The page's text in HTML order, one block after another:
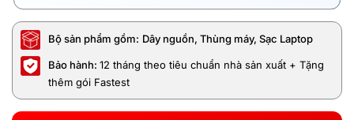
Bộ sản phẩm gồm: Dây nguồn, Thùng máy, Sạc Laptop
Bảo hành: 12 tháng theo tiêu chuẩn nhà sản xuất + Tặng
thêm gói Fastest